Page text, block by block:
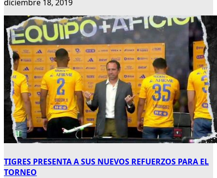
diciembre 18, 2019
TIGRES PRESENTA A SUS NUEVOS REFUERZOS PARA EL
TORNEO